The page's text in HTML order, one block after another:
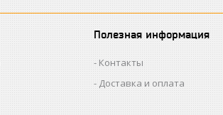
Полезная информация
Контакты
Доставка и оплата